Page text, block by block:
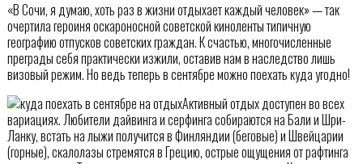
«В Сочи, я думаю, хоть раз в жизни отдыхает каждый человек» — так
очертила героиня оскароносной советской киноленты типичную
географию отпусков советских граждан. К счастью, многочисленные
преграды себя практически изжили, оставив нам в наследство лишь
визовый режим. Но ведь теперь в сентябре можно поехать куда угодно!
Активный отдых доступен во всех
вариациях. Любители дайвинга и серфинга собираются на Бали и Шри-
Ланку, встать на лыжи получится в Финляндии (беговые) и Швейцарии
(горные), скалолазы стремятся в Грецию, острые ощущения от рафтинга